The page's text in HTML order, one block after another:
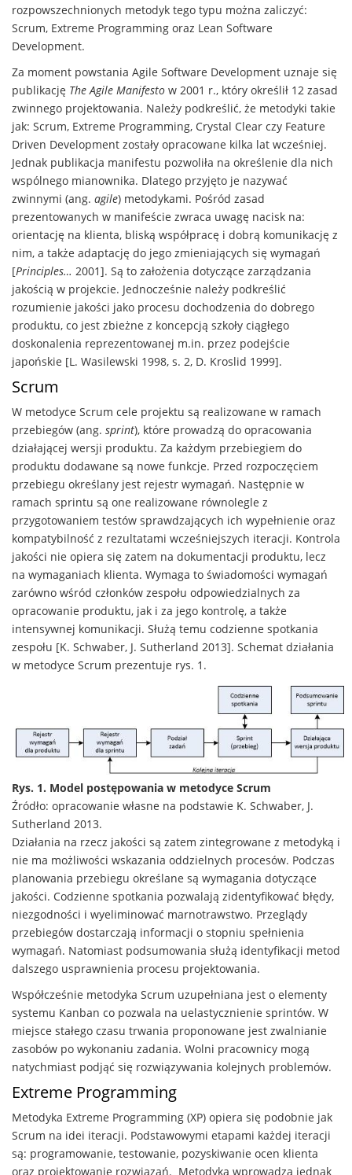
rozpowszechnionych metodyk tego typu można zaliczyć:
Scrum, Extreme Programming oraz Lean Software
Development.
Za moment powstania Agile Software Development uznaje się
publikację The Agile Manifesto w 2001 r., który określił 12 zasad
zwinnego projektowania. Należy podkreślić, że metodyki takie
jak: Scrum, Extreme Programming, Crystal Clear czy Feature
Driven Development zostały opracowane kilka lat wcześniej.
Jednak publikacja manifestu pozwoliła na określenie dla nich
wspólnego mianownika. Dlatego przyjęto je nazywać
zwinnymi (ang. agile) metodykami. Pośród zasad
prezentowanych w manifeście zwraca uwagę nacisk na:
orientację na klienta, bliską współpracę i dobrą komunikację z
nim, a także adaptację do jego zmieniających się wymagań
[Principles… 2001]. Są to założenia dotyczące zarządzania
jakością w projekcie. Jednocześnie należy podkreślić
rozumienie jakości jako procesu dochodzenia do dobrego
produktu, co jest zbieżne z koncepcją szkoły ciągłego
doskonalenia reprezentowanej m.in. przez podejście
japońskie [L. Wasilewski 1998, s. 2, D. Kroslid 1999].
Scrum
W metodyce Scrum cele projektu są realizowane w ramach
przebiegów (ang. sprint), które prowadzą do opracowania
działającej wersji produktu. Za każdym przebiegiem do
produktu dodawane są nowe funkcje. Przed rozpoczęciem
przebiegu określany jest rejestr wymagań. Następnie w
ramach sprintu są one realizowane równolegle z
przygotowaniem testów sprawdzających ich wypełnienie oraz
kompatybilność z rezultatami wcześniejszych iteracji. Kontrola
jakości nie opiera się zatem na dokumentacji produktu, lecz
na wymaganiach klienta. Wymaga to świadomości wymagań
zarówno wśród członków zespołu odpowiedzialnych za
opracowanie produktu, jak i za jego kontrolę, a także
intensywnej komunikacji. Służą temu codzienne spotkania
zespołu [K. Schwaber, J. Sutherland 2013]. Schemat działania
w metodyce Scrum prezentuje rys. 1.
Rys. 1. Model postępowania w metodyce Scrum
Źródło: opracowanie własne na podstawie K. Schwaber, J.
Sutherland 2013.
Działania na rzecz jakości są zatem zintegrowane z metodyką i
nie ma możliwości wskazania oddzielnych procesów. Podczas
planowania przebiegu określane są wymagania dotyczące
jakości. Codzienne spotkania pozwalają zidentyfikować błędy,
niezgodności i wyeliminować marnotrawstwo. Przeglądy
przebiegów dostarczają informacji o stopniu spełnienia
wymagań. Natomiast podsumowania służą identyfikacji metod
dalszego usprawnienia procesu projektowania.
Współcześnie metodyka Scrum uzupełniana jest o elementy
systemu Kanban co pozwala na uelastycznienie sprintów. W
miejsce stałego czasu trwania proponowane jest zwalnianie
zasobów po wykonaniu zadania. Wolni pracownicy mogą
natychmiast podjąć się rozwiązywania kolejnych problemów.
Extreme Programming
Metodyka Extreme Programming (XP) opiera się podobnie jak
Scrum na idei iteracji. Podstawowymi etapami każdej iteracji
są: programowanie, testowanie, pozyskiwanie ocen klienta
oraz projektowanie rozwiązań. Metodyka wprowadza jednak